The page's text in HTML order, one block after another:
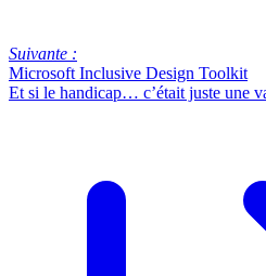
Suivante :
Microsoft Inclusive Design Toolkit
Et si le handicap… c’était juste une